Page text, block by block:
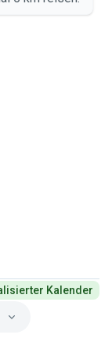
Kalender